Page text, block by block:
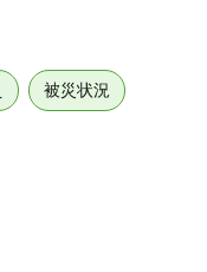
被災状況